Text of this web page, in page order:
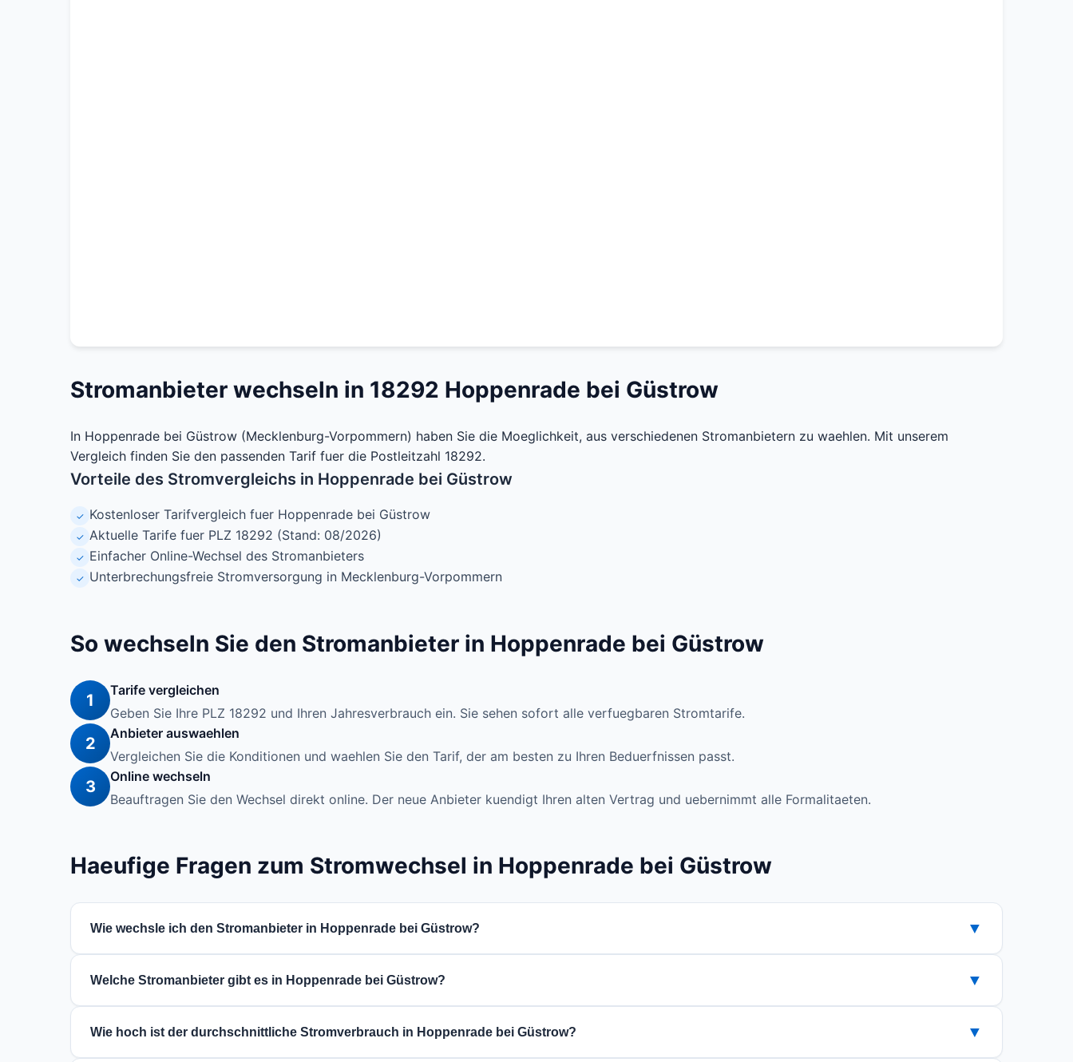
Stromanbieter wechseln in 18292 Hoppenrade bei Güstrow
In Hoppenrade bei Güstrow (Mecklenburg-Vorpommern) haben Sie die Moeglichkeit, aus verschiedenen Stromanbietern zu waehlen. Mit unserem
Vergleich finden Sie den passenden Tarif fuer die Postleitzahl 18292.
Vorteile des Stromvergleichs in Hoppenrade bei Güstrow
✓ Kostenloser Tarifvergleich fuer Hoppenrade bei Güstrow
✓ Aktuelle Tarife fuer PLZ 18292 (Stand: 08/2026)
✓ Einfacher Online-Wechsel des Stromanbieters
✓ Unterbrechungsfreie Stromversorgung in Mecklenburg-Vorpommern
So wechseln Sie den Stromanbieter in Hoppenrade bei Güstrow
1
Tarife vergleichen
Geben Sie Ihre PLZ 18292 und Ihren Jahresverbrauch ein. Sie sehen sofort alle verfuegbaren Stromtarife.
2
Anbieter auswaehlen
Vergleichen Sie die Konditionen und waehlen Sie den Tarif, der am besten zu Ihren Beduerfnissen passt.
3
Online wechseln
Beauftragen Sie den Wechsel direkt online. Der neue Anbieter kuendigt Ihren alten Vertrag und uebernimmt alle Formalitaeten.
Haeufige Fragen zum Stromwechsel in Hoppenrade bei Güstrow
Wie wechsle ich den Stromanbieter in Hoppenrade bei Güstrow? ▼
online. Der neue Anbieter kuemmert sich um die Kuendigung bei Ihrem aktuellen Versorger.
Welche Stromanbieter gibt es in Hoppenrade bei Güstrow? ▼
Tarife sehen Sie im Vergleich oben.
Wie hoch ist der durchschnittliche Stromverbrauch in Hoppenrade bei Güstrow? ▼